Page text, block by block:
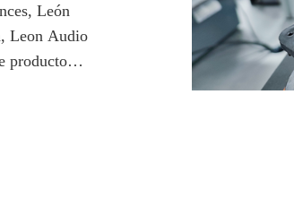
León
Leon Audio
productos:
de
cada